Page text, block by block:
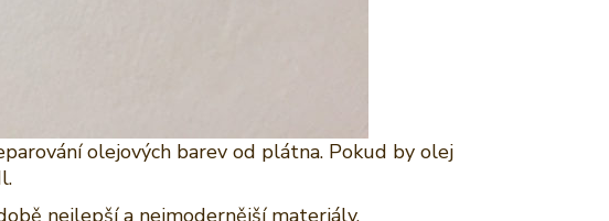
olejových barev od plátna. Pokud by olej
nejlepší a nejmodernější materiály.